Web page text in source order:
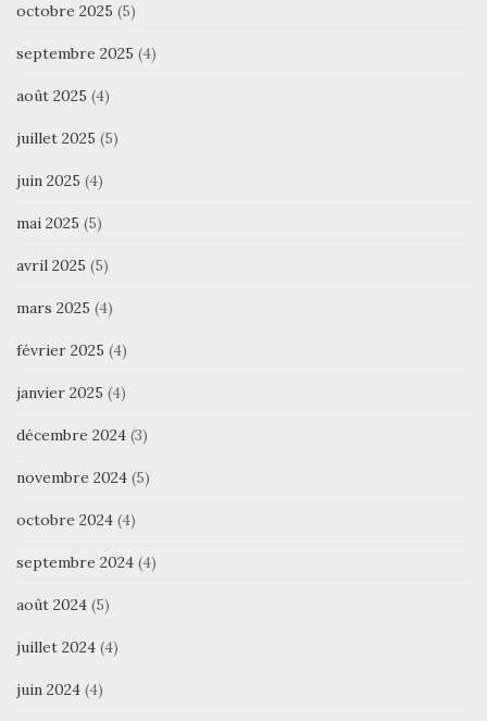
octobre 2025 (5)
septembre 2025 (4)
août 2025 (4)
juillet 2025 (5)
juin 2025 (4)
mai 2025 (5)
avril 2025 (5)
mars 2025 (4)
février 2025 (4)
janvier 2025 (4)
décembre 2024 (3)
novembre 2024 (5)
octobre 2024 (4)
septembre 2024 (4)
août 2024 (5)
juillet 2024 (4)
juin 2024 (4)